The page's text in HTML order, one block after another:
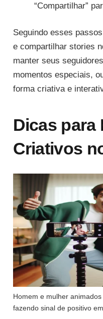
“Compartilhar”
Seguindo esses
e compartilhar stories
manter seus
momentos especiais,
forma criativa e
Dicas para
Criativos
Homem e mulher
fazendo sinal de positivo